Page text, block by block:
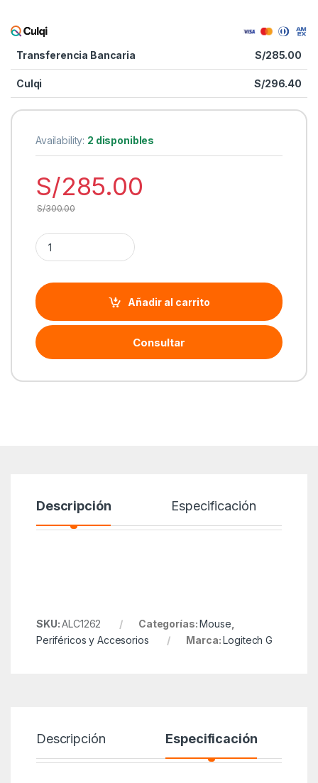
Transferencia Bancaria S/285.00
Culqi S/296.40
Availability: 2 disponibles
S/285.00
S/300.00
Cantidad Mouse Logitech G309 Lightspeed Wireless/BT
Añadir al carrito
Consultar
Descripción Especificación
SKU:ALC1262 Categorías:Mouse
Periféricos y Accesorios
Marca:Logitech G
Descripción Especificación